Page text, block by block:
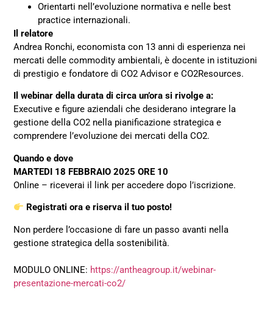
Orientarti nell’evoluzione normativa e nelle best
practice internazionali.
Il relatore
Andrea Ronchi, economista con 13 anni di esperienza nei
mercati delle commodity ambientali, è docente in istituzioni
di prestigio e fondatore di CO2 Advisor e CO2Resources.
Il webinar della durata di circa un’ora si rivolge a:
Executive e figure aziendali che desiderano integrare la
gestione della CO2 nella pianificazione strategica e
comprendere l’evoluzione dei mercati della CO2.
Quando e dove
MARTEDI 18 FEBBRAIO 2025 ORE 10
Online – riceverai il link per accedere dopo l’iscrizione.
Registrati ora e riserva il tuo posto!
Non perdere l’occasione di fare un passo avanti nella
gestione strategica della sostenibilità.
MODULO ONLINE: https://antheagroup.it/webinar-
presentazione-mercati-co2/